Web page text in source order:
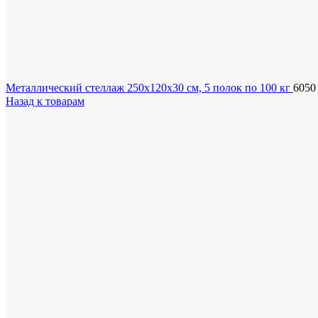
Металлический стеллаж 250x120x30 см, 5 полок по 100 кг 6050
Назад к товарам